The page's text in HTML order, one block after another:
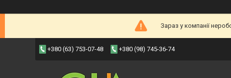
Зараз у компанії
+380 (63) 753-07-48 +380 (98) 745-36-74